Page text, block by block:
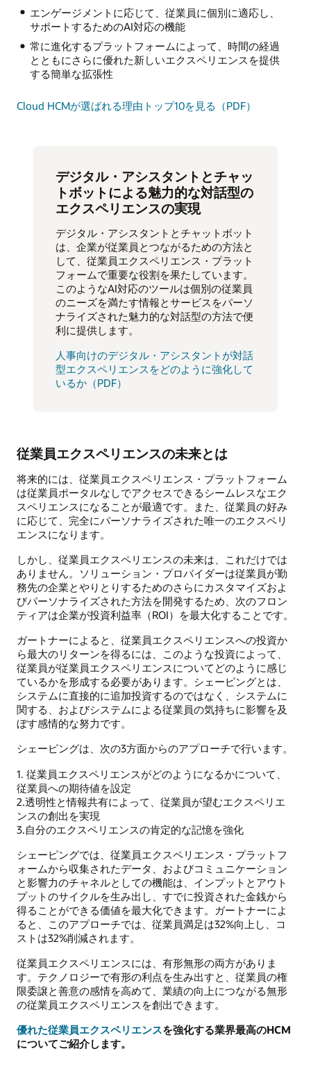
エンゲージメントに応じて、従業員に個別に適応し、
サポートするためのAI対応の機能
常に進化するプラットフォームによって、時間の経過
とともにさらに優れた新しいエクスペリエンスを提供
する簡単な拡張性
Cloud HCMが選ばれる理由トップ10を見る（PDF）
デジタル・アシスタントとチャッ
トボットによる魅力的な対話型の
エクスペリエンスの実現
デジタル・アシスタントとチャットボット
は、企業が従業員とつながるための方法と
して、従業員エクスペリエンス・プラット
フォームで重要な役割を果たしています。
このようなAI対応のツールは個別の従業員
のニーズを満たす情報とサービスをパーソ
ナライズされた魅力的な対話型の方法で便
利に提供します。
人事向けのデジタル・アシスタントが対話
型エクスペリエンスをどのように強化して
いるか（PDF）
従業員エクスペリエンスの未来とは
将来的には、従業員エクスペリエンス・プラットフォーム
は従業員ポータルなしでアクセスできるシームレスなエク
スペリエンスになることが最適です。また、従業員の好み
に応じて、完全にパーソナライズされた唯一のエクスペリ
エンスになります。
しかし、従業員エクスペリエンスの未来は、これだけでは
ありません。ソリューション・プロバイダーは従業員が勤
務先の企業とやりとりするためのさらにカスタマイズおよ
びパーソナライズされた方法を開発するため、次のフロン
ティアは企業が投資利益率（ROI）を最大化することです。
ガートナーによると、従業員エクスペリエンスへの投資か
ら最大のリターンを得るには、このような投資によって、
従業員が従業員エクスペリエンスについてどのように感じ
ているかを形成する必要があります。シェーピングとは、
システムに直接的に追加投資するのではなく、システムに
関する、およびシステムによる従業員の気持ちに影響を及
ぼす感情的な努力です。
シェーピングは、次の3方面からのアプローチで行います。
1. 従業員エクスペリエンスがどのようになるかについて、
従業員への期待値を設定
2.透明性と情報共有によって、従業員が望むエクスペリエ
ンスの創出を実現
3.自分のエクスペリエンスの肯定的な記憶を強化
シェーピングでは、従業員エクスペリエンス・プラットフ
ォームから収集されたデータ、およびコミュニケーション
と影響力のチャネルとしての機能は、インプットとアウト
プットのサイクルを生み出し、すでに投資された金銭から
得ることができる価値を最大化できます。ガートナーによ
ると、このアプローチでは、従業員満足は32%向上し、コ
ストは32%削減されます。
従業員エクスペリエンスには、有形無形の両方がありま
す。テクノロジーで有形の利点を生み出すと、従業員の権
限委譲と善意の感情を高めて、業績の向上につながる無形
の従業員エクスペリエンスを創出できます。
優れた従業員エクスペリエンスを強化する業界最高のHCM
についてご紹介します。